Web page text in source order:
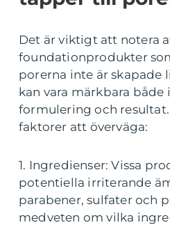
Det är viktigt att notera
foundationprodukter
porerna inte är skapade
kan vara märkbara både
formulering och resultat.
faktorer att överväga:
1. Ingredienser: Vissa
potentiella irriterande
parabener, sulfater och
medveten om vilka